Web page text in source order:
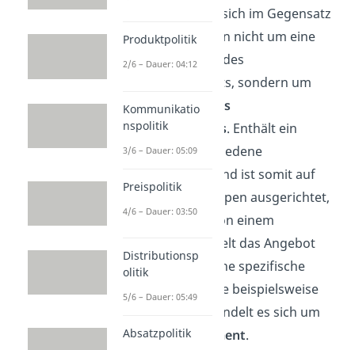
ihnen handelt es sich im Gegensatz
zu den Vorherigen nicht um eine
Untergliederung des
Gesamtsortiments, sondern um
Eigenschaften des
Produktangebots. Enthält ein
Sortiment verschiedene
Warengruppen und ist somit auf
mehrere Zielgruppen ausgerichtet,
so spricht man von einem
. Zielt das Angebot
jedoch nur auf eine spezifische
Zielgruppe ab, wie beispielsweise
Taucher, dann handelt es sich um
einSpezialsortiment.
Produktpolitik
2/6 – Dauer: 04:12
Kommunikatio
nspolitik
3/6 – Dauer: 05:09
Preispolitik
4/6 – Dauer: 03:50
Distributionsp
olitik
5/6 – Dauer: 05:49
Absatzpolitik